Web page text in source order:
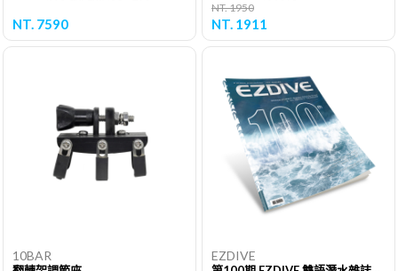
NT. 7590
NT. 1950
NT. 1911
10BAR EZDIVE